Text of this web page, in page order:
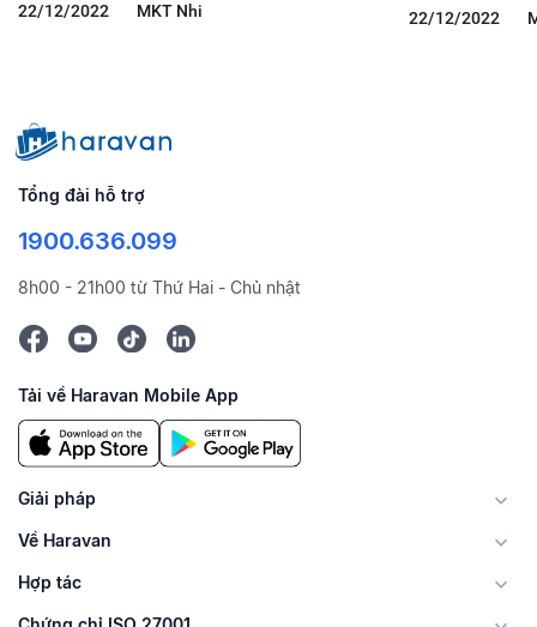
22/12/2022 MKT Nhi 22/12/2022
Tổng đài hỗ trợ
1900.636.099
8h00 - 21h00 từ Thứ Hai - Chủ nhật
Tải về Haravan Mobile App
Giải pháp
Về Haravan
Hợp tác